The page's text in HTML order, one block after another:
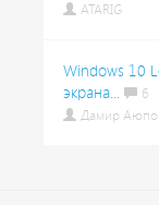
ATARIG
Windows 10
экрана...
6
Дамир